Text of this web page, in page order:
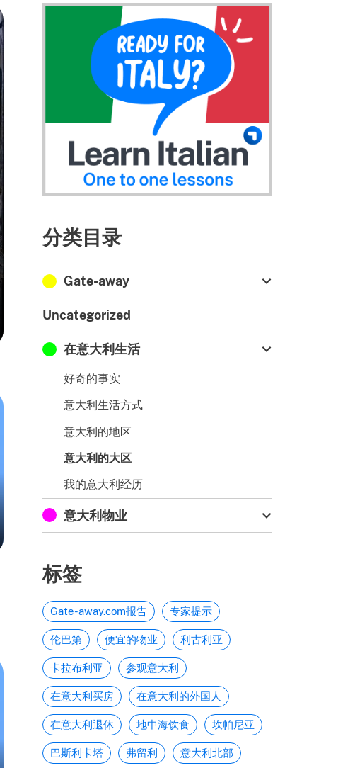
分类目录
Gate-away
Uncategorized
在意大利生活
好奇的事实
意大利生活方式
意大利的地区
意大利的大区
我的意大利经历
意大利物业
标签
Gate-away.com报告 专家提示
伦巴第 便宜的物业 利古利亚
卡拉布利亚 参观意大利
在意大利买房 在意大利的外国人
在意大利退休 地中海饮食 坎帕尼亚
巴斯利卡塔 弗留利 意大利北部